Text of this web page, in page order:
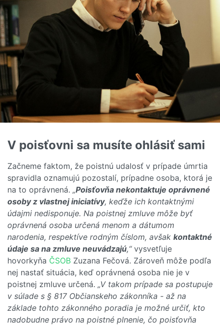
V poisťovni sa musíte ohlásiť sami
Začneme faktom, že poistnú udalosť v prípade úmrtia
spravidla oznamujú pozostalí, prípadne osoba, ktorá je
na to oprávnená. „Poisťovňa nekontaktuje oprávnené
osoby z vlastnej iniciatívy, keďže ich kontaktnými
údajmi nedisponuje. Na poistnej zmluve môže byť
oprávnená osoba určená menom a dátumom
narodenia, respektíve rodným číslom, avšak kontaktné
údaje sa na zmluve neuvádzajú,“vysvetľuje
hovorkyňa ČSOB Zuzana Fečová. Zároveň môže podľa
nej nastať situácia, keď oprávnená osoba nie je v
poistnej zmluve určená. „V takom prípade sa postupuje
v súlade s § 817 Občianskeho zákonníka - až na
základe tohto zákonného poradia je možné určiť, kto
nadobudne právo na poistné plnenie, čo poisťovňa